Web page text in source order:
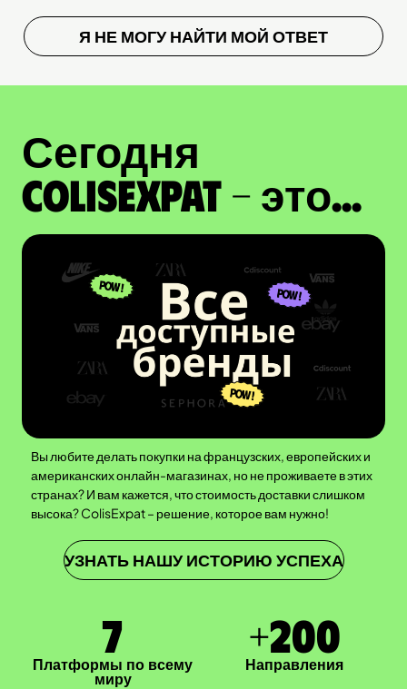
Я НЕ МОГУ НАЙТИ МОЙ ОТВЕТ
Сегодня
ColisExpat - это...
Вы любите делать покупки на французских, европейских и
американских онлайн-магазинах, но не проживаете в этих
странах? И вам кажется, что стоимость доставки слишком
высока? ColisExpat – решение, которое вам нужно!
УЗНАТЬ НАШУ ИСТОРИЮ УСПЕХА
7
Платформы по всему
миру
+200
Направления